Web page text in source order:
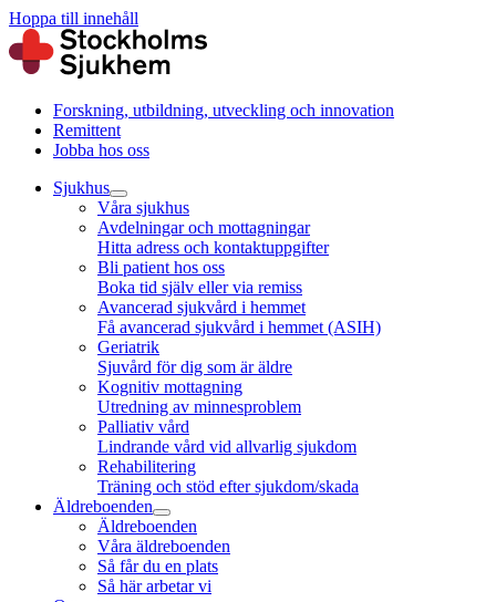
Hoppa till innehåll
Forskning, utbildning, utveckling och innovation
Remittent
Jobba hos oss
Sjukhus
Våra sjukhus
Avdelningar och mottagningar
Hitta adress och kontaktuppgifter
Bli patient hos oss
Boka tid själv eller via remiss
Avancerad sjukvård i hemmet
Få avancerad sjukvård i hemmet (ASIH)
Geriatrik
Sjuvård för dig som är äldre
Kognitiv mottagning
Utredning av minnesproblem
Palliativ vård
Lindrande vård vid allvarlig sjukdom
Rehabilitering
Träning och stöd efter sjukdom/skada
Äldreboenden
Äldreboenden
Våra äldreboenden
Så får du en plats
Så här arbetar vi